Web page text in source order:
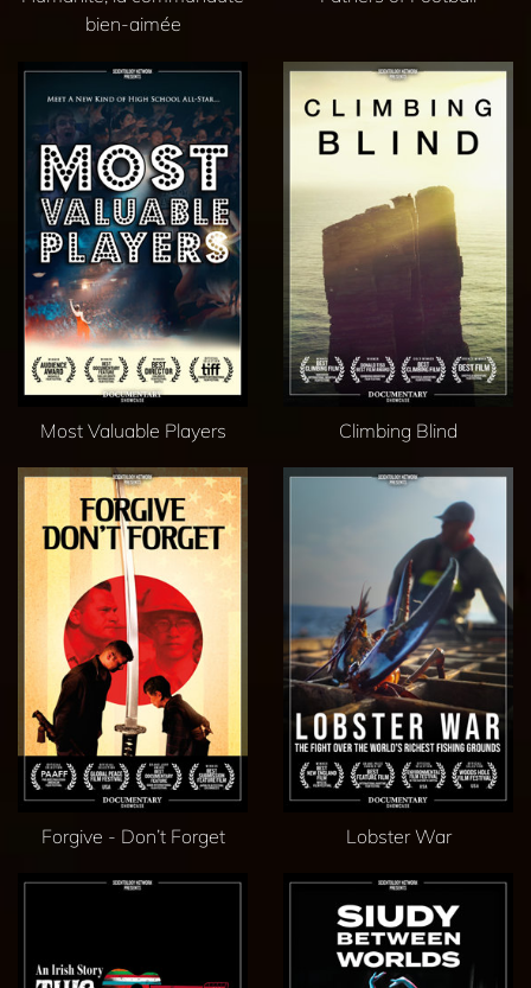
bien-aimée
Most Valuable Players Climbing Blind
Forgive - Don’t Forget Lobster War